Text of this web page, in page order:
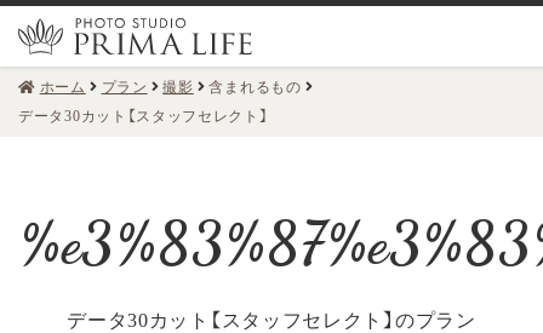
ホーム プラン 撮影
含まれるもの
データ30カット【スタッフセレクト】
データ30カット【スタッフセレクト】のプラン